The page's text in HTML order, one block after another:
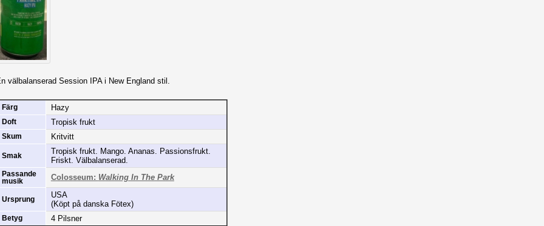
välbalanserad Session IPA i New England stil.
Färg Hazy
Doft Tropisk frukt
Skum Kritvitt
Smak
Tropisk frukt. Mango. Ananas. Passionsfrukt.
Friskt. Välbalanserad.
Passande
musik
Colosseum: Walking In The Park
Ursprung
USA
(Köpt på danska Fötex)
Betyg 4 Pilsner